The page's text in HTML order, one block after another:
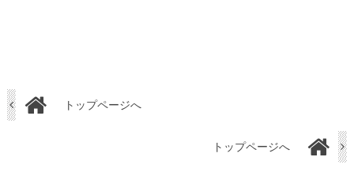
トップページへ
トップページへ